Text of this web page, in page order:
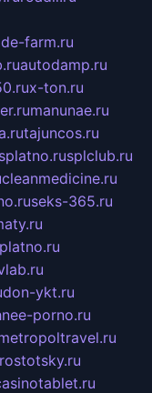
farm.ru
autodamp.ru
x-ton.ru
manunae.ru
tajuncos.ru
splclub.ru
cleanmedicine.ru
seks-365.ru
don-ykt.ru
porno.ru
rostotsky.ru